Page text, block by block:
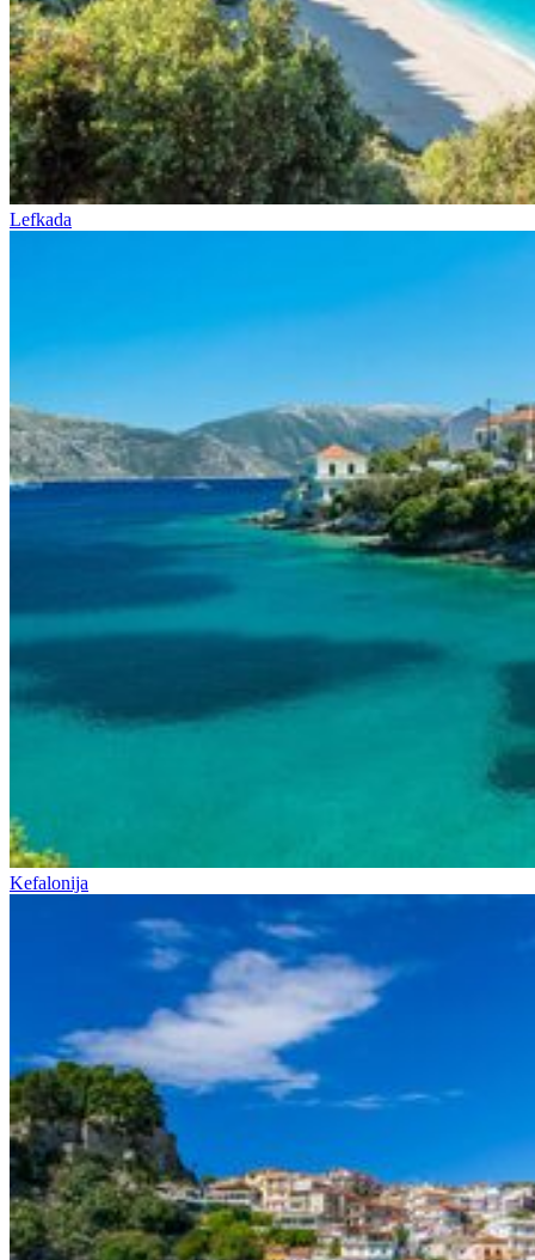
Lefkada
Kefalonija